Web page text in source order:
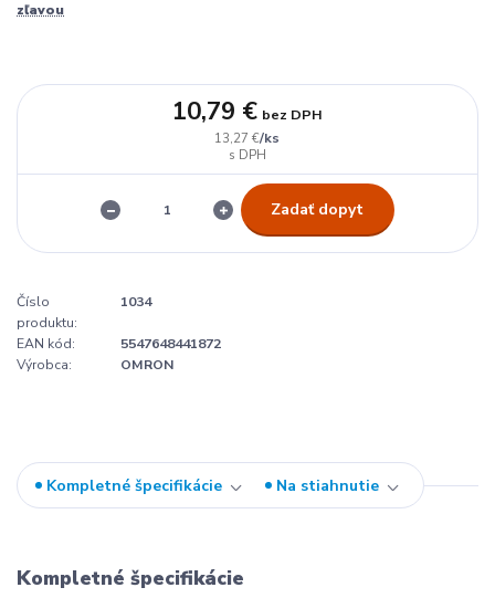
zľavou
13,27 €/ks
10,79 € bez DPH
Zadať dopyt
Číslo
produktu:
1034
EAN kód:
5547648441872
Výrobca:
OMRON
Kompletné špecifikácie Na stiahnutie
Kompletné špecifikácie